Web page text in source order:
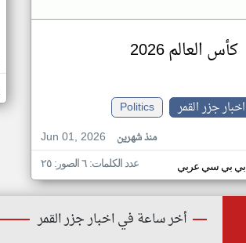
كأس العالم 2026
اخبار جزر القمر
Politics
Jun 01, 2026
منذ شهرين
بي بي سي عربي عدد الكلمات: ٦ الصور: ٢٥
أخر ساعة في اخبار جزر القمر